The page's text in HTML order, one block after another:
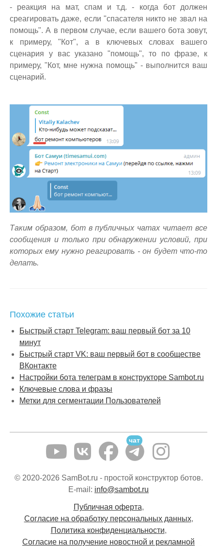
- реакция на мат, спам и т.д. - когда бот должен
среагировать даже, если "спасателя никто не звал на
помощь". А в первом случае, если вашего бота зовут,
к примеру, "Кот", а в ключевых словах вашего
сценария у вас указано "помощь", то по фразе, к
примеру, "Кот, мне нужна помощь" - выполнится ваш
сценарий.
Таким образом, бот в публичных чатах читает все
сообщения и только при обнаружении условий, при
которых ему нужно реагировать - он будет что-то
делать.
Похожие статьи
Быстрый старт Telegram: ваш первый бот за 10
минут
Быстрый старт VK: ваш первый бот в сообществе
ВКонтакте
Настройки бота телеграм в конструкторе Sambot.ru
Ключевые слова и фразы
Метки для сегментации Пользователей
чат
© 2020-2026 SamBot.ru - простой конструктор ботов.
E-mail: info@sambot.ru
Публичная оферта,
Согласие на обработку персональных данных,
Политика конфиденциальности,
Согласие на получение новостной и рекламной